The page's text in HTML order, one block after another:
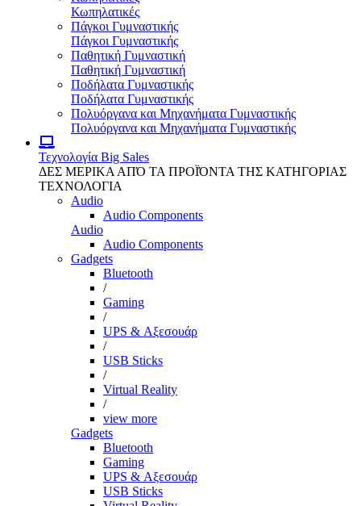
Κωπηλατικές
Πάγκοι Γυμναστικής
Πάγκοι Γυμναστικής
Παθητική Γυμναστική
Παθητική Γυμναστική
Ποδήλατα Γυμναστικής
Ποδήλατα Γυμναστικής
Πολυόργανα και Μηχανήματα Γυμναστικής
Πολυόργανα και Μηχανήματα Γυμναστικής
Τεχνολογία Big Sales
ΔΕΣ ΜΕΡΙΚΑ ΑΠΌ ΤΑ ΠΡΟΪΌΝΤΑ ΤΗΣ ΚΑΤΗΓΟΡΙΑΣ
ΤΕΧΝΟΛΟΓΙΑ
Audio
Audio Components
Audio
Audio Components
Gadgets
Bluetooth
/
Gaming
/
UPS & Αξεσουάρ
/
USB Sticks
/
Virtual Reality
/
view more
Gadgets
Bluetooth
Gaming
UPS & Αξεσουάρ
USB Sticks